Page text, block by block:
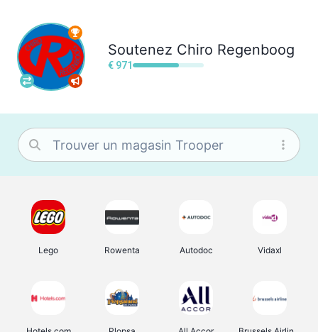
Soutenez Chiro Regenboog
€ 971
Lego Rowenta Autodoc Vidaxl